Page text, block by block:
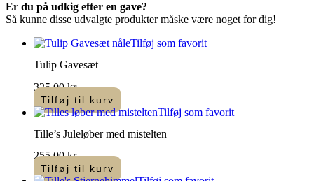
Er du på udkig efter en gave?
Så kunne disse udvalgte produkter måske være noget for dig!
Tilføj som favorit
Tulip Gavesæt
325,00kr.
Tilføj til kurv
Tilføj som favorit
Tille’s Juleløber med mistelten
255,00kr.
Tilføj til kurv